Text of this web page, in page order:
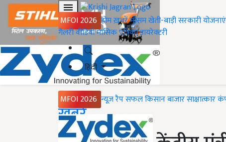
MFOI 2026 होमख़बरेंमौसमखेती-बाड़ीसरकारी योजनाएं
गैलरीवीडियोमासिक पत्रिकाडायरेक्टरी
हिंदी
MFOI 2026 न्यूज़ रैपसफल किसानबाजारसाक्षात्कार
Home
ख़बरें